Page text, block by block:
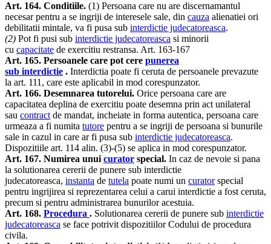
Art. 164. Conditiile. (1) Persoana care nu are discernamantul
necesar pentru a se ingriji de interesele sale, din cauza alienatiei ori
debilitatii mintale, va fi pusa sub interdictie judecatoreasca.
(2) Pot fi pusi sub interdictie judecatoreasca si minorii
cu capacitate de exercitiu restransa. Art. 163-167
Art. 165. Persoanele care pot cere punerea
sub interdictie . Interdictia poate fi ceruta de persoanele prevazute
la art. 111, care este aplicabil in mod corespunzator.
Art. 166. Desemnarea tutorelui. Orice persoana care are
capacitatea deplina de exercitiu poate desemna prin act unilateral
sau contractde mandat, incheiate in forma autentica, persoana care
urmeaza a fi numita tutore pentru a se ingriji de persoana si bunurile
sale in cazul in care ar fi pusa sub interdictie judecatoreasca.
Dispozitiile art. 114 alin. (3)-(5) se aplica in mod corespunzator.
Art. 167. Numirea unuicurator special. In caz de nevoie si pana
la solutionarea cererii de punere sub interdictie
judecatoreasca, instanta de tutela poate numi un curatorspecial
pentru ingrijirea si reprezentarea celui a carui interdictie a fost ceruta,
precum si pentru administrarea bunurilor acestuia.
Art. 168. Procedura . Solutionarea cererii de punere sub interdictie
judecatoreasca se face potrivit dispozitiilor Codului de procedura
civila.